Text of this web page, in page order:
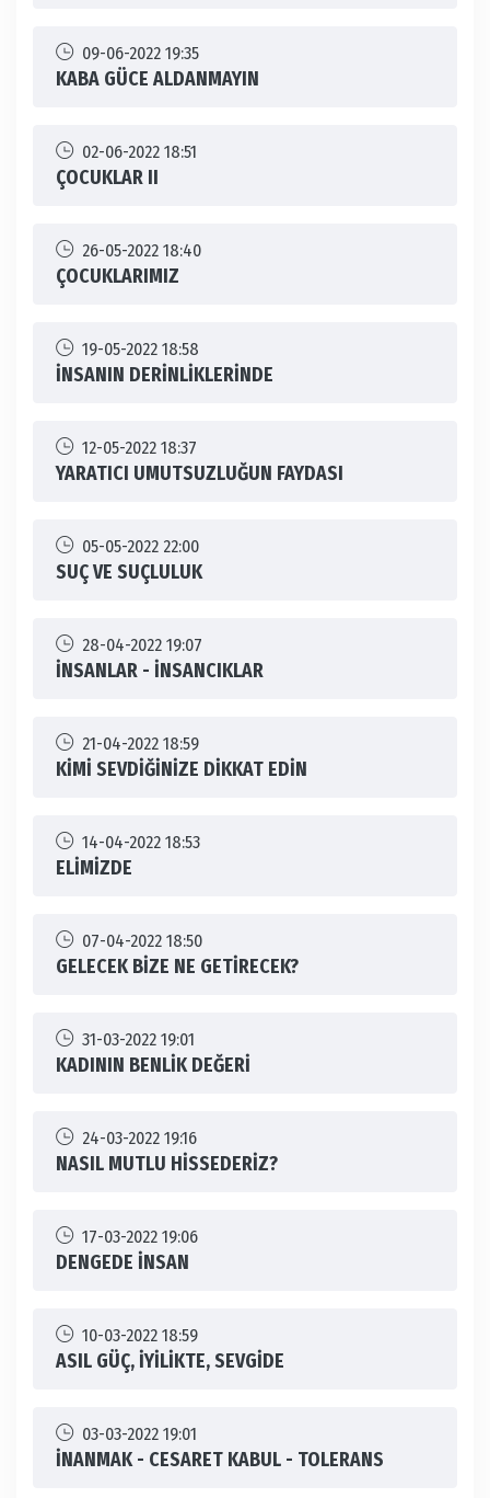
09-06-2022 19:35
KABA GÜCE ALDANMAYIN
02-06-2022 18:51
ÇOCUKLAR II
26-05-2022 18:40
ÇOCUKLARIMIZ
19-05-2022 18:58
İNSANIN DERİNLİKLERİNDE
12-05-2022 18:37
YARATICI UMUTSUZLUĞUN FAYDASI
05-05-2022 22:00
SUÇ VE SUÇLULUK
28-04-2022 19:07
İNSANLAR - İNSANCIKLAR
21-04-2022 18:59
KİMİ SEVDİĞİNİZE DİKKAT EDİN
14-04-2022 18:53
ELİMİZDE
07-04-2022 18:50
GELECEK BİZE NE GETİRECEK?
31-03-2022 19:01
KADININ BENLİK DEĞERİ
24-03-2022 19:16
NASIL MUTLU HİSSEDERİZ?
17-03-2022 19:06
DENGEDE İNSAN
10-03-2022 18:59
ASIL GÜÇ, İYİLİKTE, SEVGİDE
03-03-2022 19:01
İNANMAK - CESARET KABUL - TOLERANS